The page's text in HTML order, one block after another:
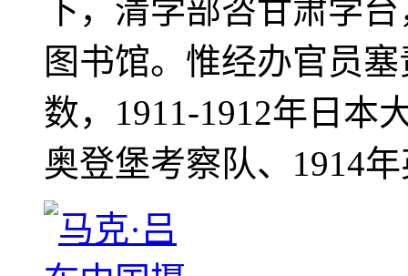
下，清学部咨甘肃学
图书馆。惟经办官员
数，1911-1912年日本
奥登堡考察队、1914